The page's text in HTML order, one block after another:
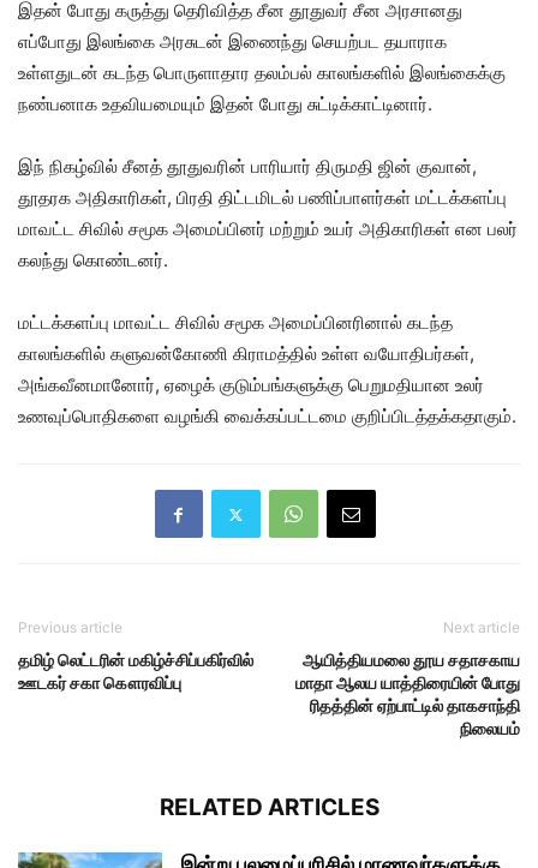
இதன் போது கருத்து தெரிவித்த சீன தூதுவர் சீன அரசானது
எப்போது இலங்கை அரசுடன் இணைந்து செயற்பட தயாராக
உள்ளதுடன் கடந்த பொருளாதார தலம்பல் காலங்களில் இலங்கைக்கு
நண்பனாக உதவியமையும் இதன் போது சுட்டிக்காட்டினார்.
இந் நிகழ்வில் சீனத் தூதுவரின் பாரியார் திருமதி ஜின் குவான்,
தூதரக அதிகாரிகள், பிரதி திட்டமிடல் பணிப்பாளர்கள் மட்டக்களப்பு
மாவட்ட சிவில் சமூக அமைப்பினர் மற்றும் உயர் அதிகாரிகள் என பலர்
கலந்து கொண்டனர்.
மட்டக்களப்பு மாவட்ட சிவில் சமூக அமைப்பினரினால் கடந்த
காலங்களில் களுவன்கோணி கிராமத்தில் உள்ள வயோதிபர்கள்,
அங்கவீனமானோர், ஏழைக் குடும்பங்களுக்கு பெறுமதியான உலர்
உணவுப்பொதிகளை வழங்கி வைக்கப்பட்டமை குறிப்பிடத்தக்கதாகும்.
Previous article
தமிழ் லெட்டரின் மகிழ்ச்சிப்பகிர்வில்
ஊடகர் சகா கௌரவிப்பு
Next article
ஆயித்தியமலை தூய சதாசகாய
மாதா ஆலய யாத்திரையின் போது
ரிதத்தின் ஏற்பாட்டில் தாகசாந்தி
நிலையம்
RELATED ARTICLES